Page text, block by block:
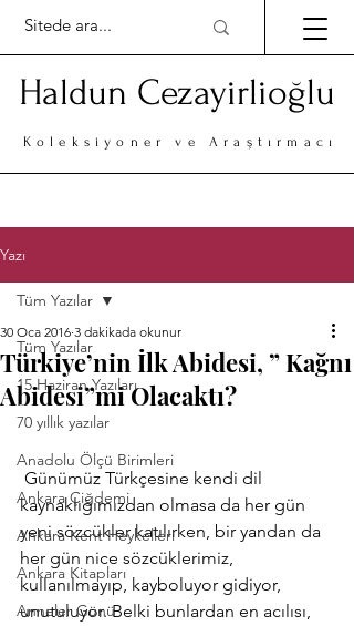
Haldun Cezayirlioğlu
Koleksiyoner ve Araştırmacı
Yazı
Tüm Yazılar
15 Haziran Yazıları
70 yıllık yazılar
Anadolu Ölçü Birimleri
Ankara Çiğdemi
Ankara Kent Heykelleri
Ankara Kitapları
Anneler Günü
Tüm Yazılar
Türkiye’nin İlk Abidesi, ” Kağnı
Abidesi”mi Olacaktı?
30 Oca 2016 3 dakikada okunur
kaynaklığımızdan olmasa da her gün
yeni sözcükler katılırken, bir yandan da
her gün nice sözcüklerimiz,
kullanılmayıp, kayboluyor gidiyor,
unutuluyor. Belki bunlardan en acılısı,